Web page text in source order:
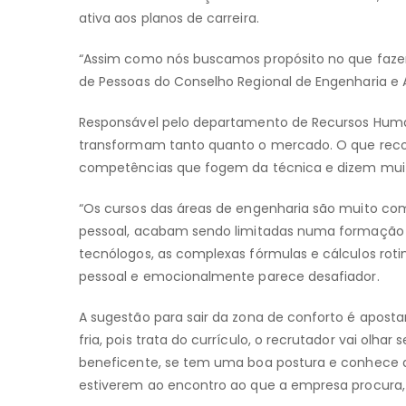
ativa aos planos de carreira.
“Assim como nós buscamos propósito no que
de Pessoas do Conselho Regional de Engenharia
Responsável pelo departamento de Recursos
transformam tanto quanto o mercado. O que
competências que fogem da técnica e dizem
“Os cursos das áreas de engenharia são muito
pessoal, acabam sendo limitadas numa
tecnólogos, as complexas fórmulas e cálculos
pessoal e emocionalmente parece desafiador.
A sugestão para sair da zona de conforto é
fria, pois trata do currículo, o recrutador vai olhar
beneficente, se tem uma boa postura e conhece
estiverem ao encontro ao que a empresa